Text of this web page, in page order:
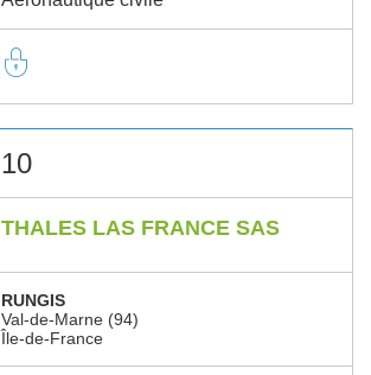
10
THALES LAS FRANCE SAS
RUNGIS
Val-de-Marne (94)
Île-de-France